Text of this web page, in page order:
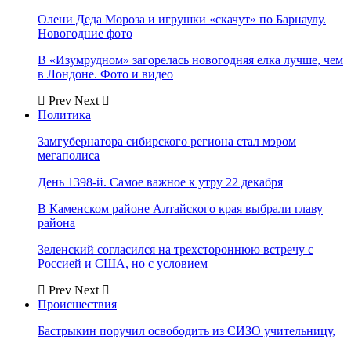
Олени Деда Мороза и игрушки «скачут» по Барнаулу.
Новогодние фото
В «Изумрудном» загорелась новогодняя елка лучше, чем
в Лондоне. Фото и видео
Prev Next
Политика
Замгубернатора сибирского региона стал мэром
мегаполиса
День 1398-й. Самое важное к утру 22 декабря
В Каменском районе Алтайского края выбрали главу
района
Зеленский согласился на трехстороннюю встречу с
Россией и США, но с условием
Prev Next
Происшествия
Бастрыкин поручил освободить из СИЗО учительницу,